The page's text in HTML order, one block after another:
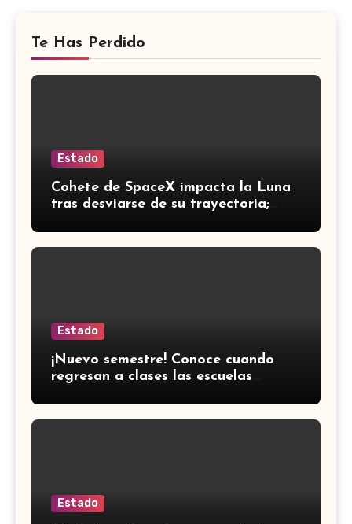
Te Has Perdido
Estado
Cohete de SpaceX impacta la Luna
tras desviarse de su trayectoria;
Estado
¡Nuevo semestre! Conoce cuando
regresan a clases las escuelas
Estado